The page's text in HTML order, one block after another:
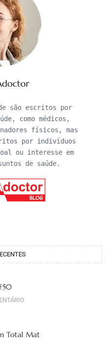
são escritos por
como médicos,
físicos, mas
por indivíduos
ou interesse em
de saúde.
Total Mat